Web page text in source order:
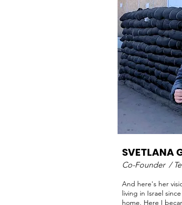
SVETLANA
Co-Founder /
And here's her
living in Israel
home. Here I